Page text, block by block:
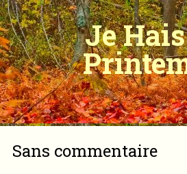
Je
Sans commentaire